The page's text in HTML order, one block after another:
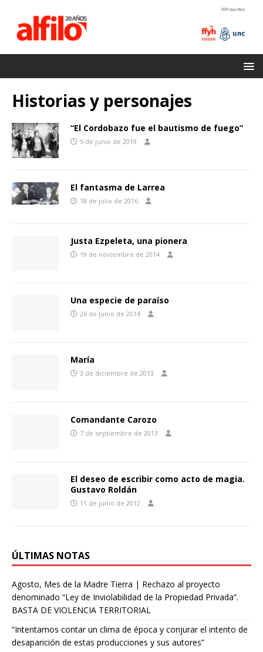
Historias y personajes
“El Cordobazo fue el bautismo de fuego”
5 de junio de 2019
El fantasma de Larrea
18 de julio de 2016
Justa Ezpeleta, una pionera
19 de noviembre de 2014
Una especie de paraíso
26 de junio de 2014
María
3 de diciembre de 2013
Comandante Carozo
7 de septiembre de 2013
El deseo de escribir como acto de magia.
Gustavo Roldán
11 de junio de 2012
ÚLTIMAS NOTAS
Agosto, Mes de la Madre Tierra | Rechazo al proyecto
denominado “Ley de Inviolabilidad de la Propiedad Privada”.
BASTA DE VIOLENCIA TERRITORIAL
“Intentamos contar un clima de época y conjurar el intento de
desaparición de estas producciones y sus autores”